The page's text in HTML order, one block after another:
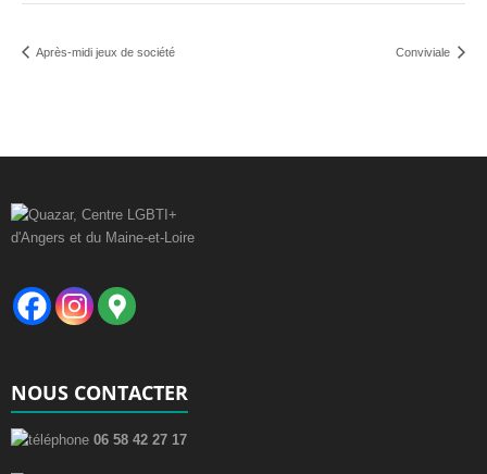
Après-midi jeux de société Conviviale
NOUS CONTACTER
06 58 42 27 17